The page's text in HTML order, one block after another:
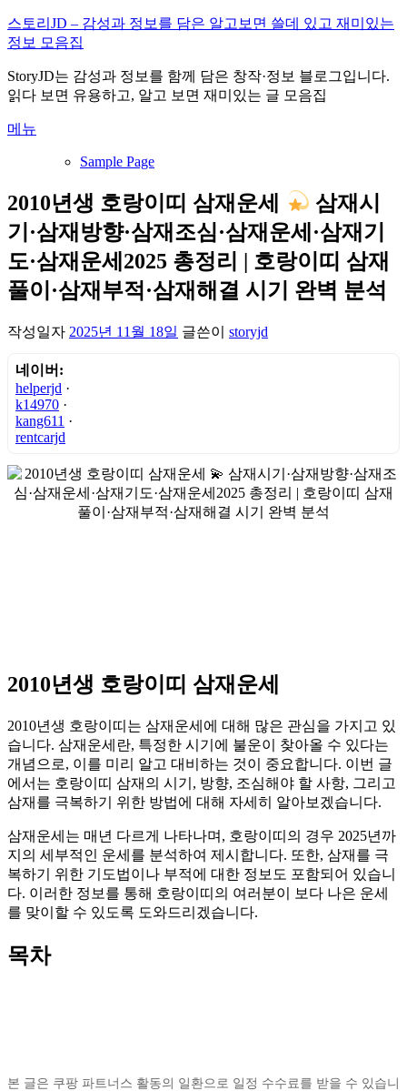
내
용
로
바
가
스토리JD – 감성과 정보를 담은 알고보면 쓸데 있고 재미있는
정보 모음집
StoryJD는 감성과 정보를 함께 담은 창작·정보 블로그입니다.
읽다 보면 유용하고, 알고 보면 재미있는 글 모음집
메뉴
Sample Page
2010년생 호랑이띠 삼재운세
삼재시
기·삼재방향·삼재조심·삼재운세·삼재기
도·삼재운세2025 총정리 | 호랑이띠 삼재
풀이·삼재부적·삼재해결 시기 완벽 분석
작성일자 2025년 11월 18일 글쓴이 storyjd
네이버:
helperjd ·
k14970 ·
kang611 ·
rentcarjd
2010년생 호랑이띠 삼재운세
2010년생 호랑이띠는 삼재운세에 대해 많은 관심을 가지고 있
습니다. 삼재운세란, 특정한 시기에 불운이 찾아올 수 있다는
개념으로, 이를 미리 알고 대비하는 것이 중요합니다. 이번 글
에서는 호랑이띠 삼재의 시기, 방향, 조심해야 할 사항, 그리고
삼재를 극복하기 위한 방법에 대해 자세히 알아보겠습니다.
삼재운세는 매년 다르게 나타나며, 호랑이띠의 경우 2025년까
지의 세부적인 운세를 분석하여 제시합니다. 또한, 삼재를 극
복하기 위한 기도법이나 부적에 대한 정보도 포함되어 있습니
다. 이러한 정보를 통해 호랑이띠의 여러분이 보다 나은 운세
를 맞이할 수 있도록 도와드리겠습니다.
목차
본 글은 쿠팡 파트너스 활동의 일환으로 일정 수수료를 받을 수 있습니